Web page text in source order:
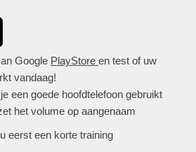
Google PlayStore en test of uw
vandaag!
een goede hoofdtelefoon gebruikt
het volume op aangenaam
eerst een korte training